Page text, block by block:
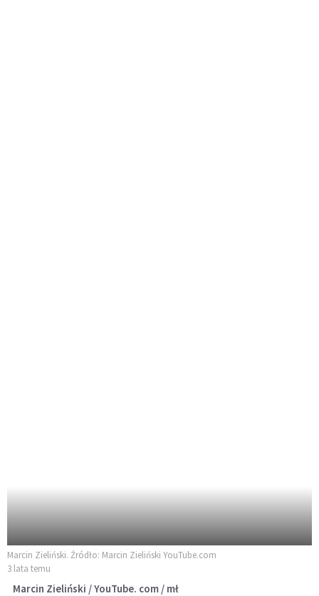
Marcin Zieliński. Źródło: Marcin Zieliński YouTube.com
3 lata temu
Marcin Zieliński / YouTube. com / mł